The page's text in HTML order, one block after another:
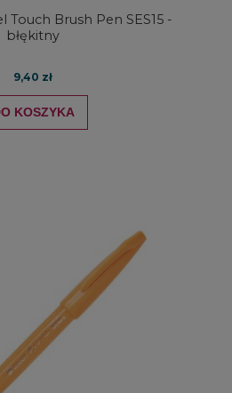
Touch Brush Pen SES15 -
błękitny
9,40 zł
KOSZYKA